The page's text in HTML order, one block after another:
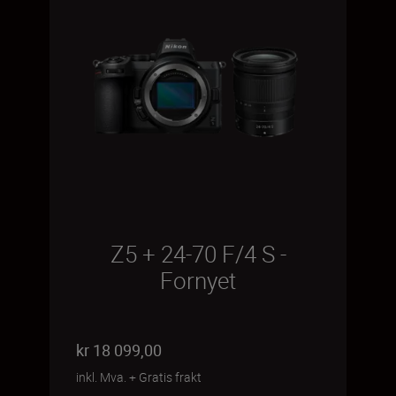
Z5 + 24-70 F/4 S -
Fornyet
kr 18 099,00
inkl. Mva. + Gratis frakt